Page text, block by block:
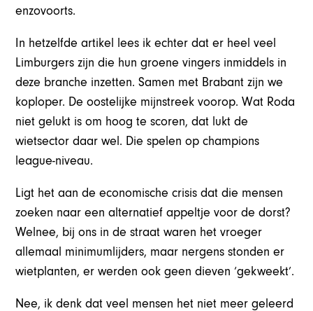
enzovoorts.
In hetzelfde artikel lees ik echter dat er heel veel
Limburgers zijn die hun groene vingers inmiddels in
deze branche inzetten. Samen met Brabant zijn we
koploper. De oostelijke mijnstreek voorop. Wat Roda
niet gelukt is om hoog te scoren, dat lukt de
wietsector daar wel. Die spelen op champions
league-niveau.
Ligt het aan de economische crisis dat die mensen
zoeken naar een alternatief appeltje voor de dorst?
Welnee, bij ons in de straat waren het vroeger
allemaal minimumlijders, maar nergens stonden er
wietplanten, er werden ook geen dieven ‘gekweekt’.
Nee, ik denk dat veel mensen het niet meer geleerd